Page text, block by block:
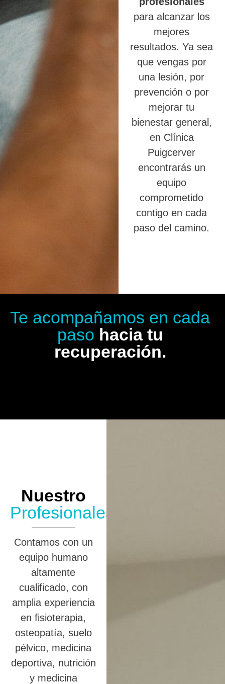
para alcanzar los
mejores
resultados. Ya sea
que vengas por
una lesión, por
prevención o por
mejorar tu
bienestar general,
en Clínica
Puigcerver
encontrarás un
equipo
comprometido
contigo en cada
paso del camino.
Te acompañamos en cada
paso hacia tu
recuperación.
Nuestro
Profesionales
Contamos con un
equipo humano
altamente
cualificado, con
amplia experiencia
en fisioterapia,
osteopatía, suelo
pélvico, medicina
deportiva, nutrición
y medicina